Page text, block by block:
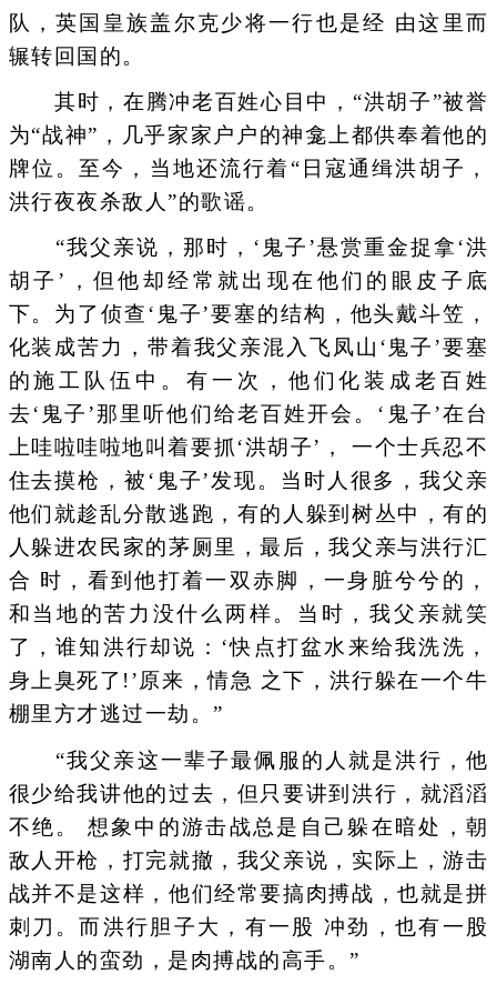
队，英国皇族盖尔克少将一行也是经 由这里而
辗转回国的。
其时，在腾冲老百姓心目中，“洪胡子”被誉
为“战神”，几乎家家户户的神龛上都供奉着他的
牌位。至今，当地还流行着“日寇通缉洪胡子，
洪行夜夜杀敌人”的歌谣。
“我父亲说，那时，‘鬼子’悬赏重金捉拿‘洪
胡子’，但他却经常就出现在他们的眼皮子底
下。为了侦查‘鬼子’要塞的结构，他头戴斗笠，
化装成苦力，带着我父亲混入飞凤山‘鬼子’要塞
的施工队伍中。有一次，他们化装成老百姓
去‘鬼子’那里听他们给老百姓开会。‘鬼子’在台
上哇啦哇啦地叫着要抓‘洪胡子’， 一个士兵忍不
住去摸枪，被‘鬼子’发现。当时人很多，我父亲
他们就趁乱分散逃跑，有的人躲到树丛中，有的
人躲进农民家的茅厕里，最后，我父亲与洪行汇
合 时，看到他打着一双赤脚，一身脏兮兮的，
和当地的苦力没什么两样。当时，我父亲就笑
了，谁知洪行却说：‘快点打盆水来给我洗洗，
身上臭死了!’原来，情急 之下，洪行躲在一个牛
棚里方才逃过一劫。”
“我父亲这一辈子最佩服的人就是洪行，他
很少给我讲他的过去，但只要讲到洪行，就滔滔
不绝。 想象中的游击战总是自己躲在暗处，朝
敌人开枪，打完就撤，我父亲说，实际上，游击
战并不是这样，他们经常要搞肉搏战，也就是拼
刺刀。而洪行胆子大，有一股 冲劲，也有一股
湖南人的蛮劲，是肉搏战的高手。”